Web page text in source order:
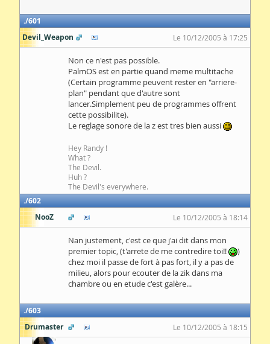
601
Devil_Weapon
Le 10/12/2005 à 17:25
Non ce n'est pas possible.
PalmOS est en partie quand meme multitache
(Certain programme peuvent rester en "arriere-
plan" pendant que d'autre sont
lancer.Simplement peu de programmes offrent
cette possibilite).
Le reglage sonore de la z est tres bien aussi
Hey Randy !
What ?
The Devil.
Huh ?
The Devil's everywhere.
602
NooZ
Le 10/12/2005 à 18:14
Nan justement, c'est ce que j'ai dit dans mon
premier topic, (t'arrete de me contredire toi!!
)
chez moi il passe de fort à pas fort, il y a pas de
milieu, alors pour ecouter de la zik dans ma
chambre ou en etude c'est galère...
603
Drumaster
Le 10/12/2005 à 18:15